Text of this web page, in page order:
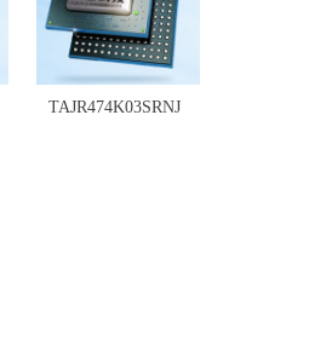
TAJR474K03SRNJ